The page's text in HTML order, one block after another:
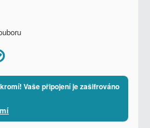
Vaše připojení je zašifrováno